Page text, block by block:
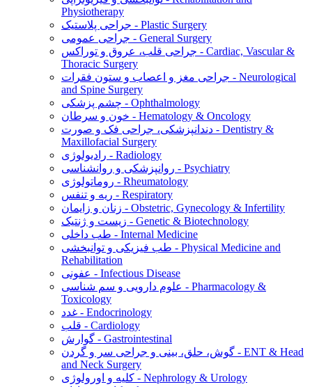
Physiotherapy
جراحی پلاستیک - Plastic Surgery
جراحی عمومی - General Surgery
جراحی قلب، عروق و توراکس - Cardiac, Vascular &
Thoracic Surgery
جراحی مغز و اعصاب و ستون فقرات - Neurological
and Spine Surgery
چشم پزشکی - Ophthalmology
خون و سرطان - Hematology & Oncology
دندانپزشکی، جراحی فک و صورت - Dentistry &
Maxillofacial Surgery
رادیولوژی - Radiology
روانپزشکی و روانشناسی - Psychiatry
روماتولوژی - Rheumatology
ریه و تنفس - Respiratory
زنان و زایمان - Obstetric, Gynecology & Infertility
زیست و ژنتیک - Genetic & Biotechnology
طب داخلی - Internal Medicine
طب فیزیکی و توانبخشی - Physical Medicine and
Rehabilitation
عفونی - Infectious Disease
علوم دارویی و سم شناسی - Pharmacology &
Toxicology
غدد - Endocrinology
قلب - Cardiology
گوارش - Gastrointestinal
گوش، حلق، بینی و جراحی سر و گردن - ENT & Head
and Neck Surgery
کلیه و اورولوژی - Nephrology & Urology